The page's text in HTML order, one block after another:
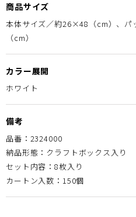
商品サイズ
本体サイズ／約26×48（cm）、
（cm）
カラー展開
ホワイト
備考
品番：2324000
納品形態：クラフトボックス入り
セット内容：8枚入り
カートン入数：150個